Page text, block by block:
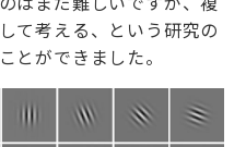
て考える、という研究の
とができました。